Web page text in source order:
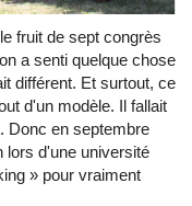
fruit de sept congrès
a senti quelque chose
différent. Et surtout, ce
d'un modèle. Il fallait
Donc en septembre
lors d'une université
» pour vraiment